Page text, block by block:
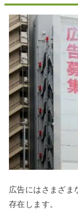
広告にはさまざま
存在します。